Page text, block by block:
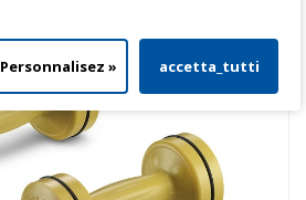
Personnalisez » accetta_tutti